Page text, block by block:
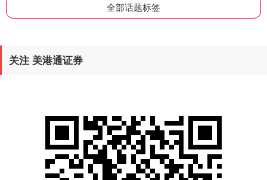
全部话题标签
关注 美港通证券